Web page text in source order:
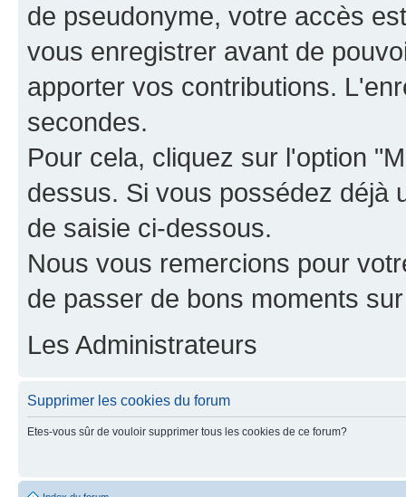
de pseudonyme, votre accès
vous enregistrer avant de
apporter vos contributions.
secondes.
Pour cela, cliquez sur l'option
dessus. Si vous possédez déjà
de saisie ci-dessous.
Nous vous remercions pour
de passer de bons moments
Les Administrateurs
Supprimer les cookies du forum
Etes-vous sûr de vouloir supprimer tous les cookies de ce forum?